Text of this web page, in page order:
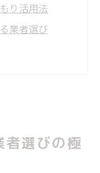
り活用法
業者選び
ト解説
とは
めるコツ
び方のポイン
者選びの極